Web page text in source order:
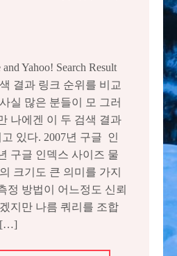
Yahoo! Search Result
결과 링크 순위를 비교
실 많은 분들이 모 그러
나에겐 이 두 검색 결과
있다. 2007년 구글 인
구글 인덱스 사이즈 물
크기도 큰 의미를 가지
정 방법이 어느정도 신뢰
지만 나름 쿼리를 조합
[…]